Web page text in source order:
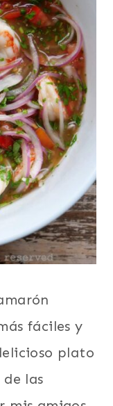
fáciles y
plato
las